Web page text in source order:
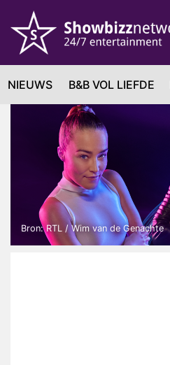
NIEUWS B&B VOL LIEFDE
Bron: RTL / Wim van de Genachte